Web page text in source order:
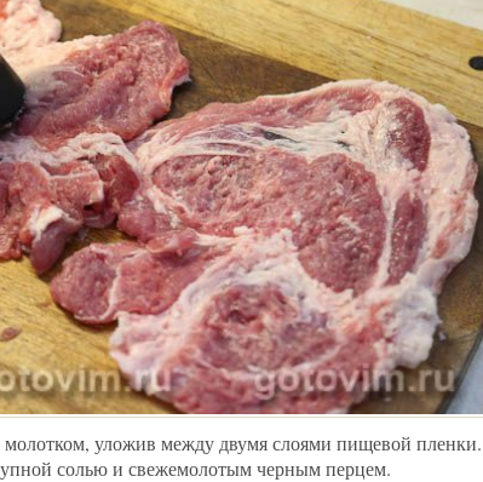
уложив между двумя слоями пищевой пленки.
солью и свежемолотым черным перцем.